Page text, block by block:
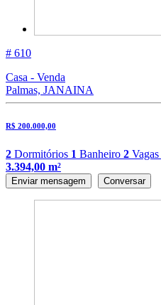
# 610
Casa - Venda
Palmas, JANAINA
R$ 200.000,00
2 Dormitórios 1 Banheiro 2 Vagas
3.394,00 m²
Enviar mensagem Conversar